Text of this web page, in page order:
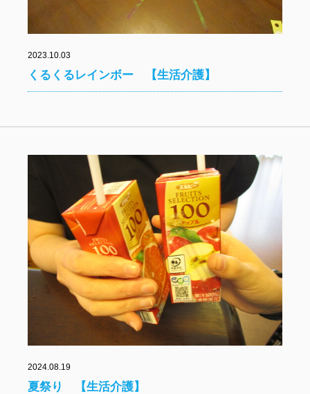
2023.10.03
くるくるレインボー 【生活介護】
2024.08.19
夏祭り 【生活介護】